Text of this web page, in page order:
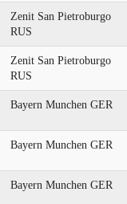
Zenit San Pietroburgo
RUS
Zenit San Pietroburgo
RUS
Bayern Munchen GER
Bayern Munchen GER
Bayern Munchen GER